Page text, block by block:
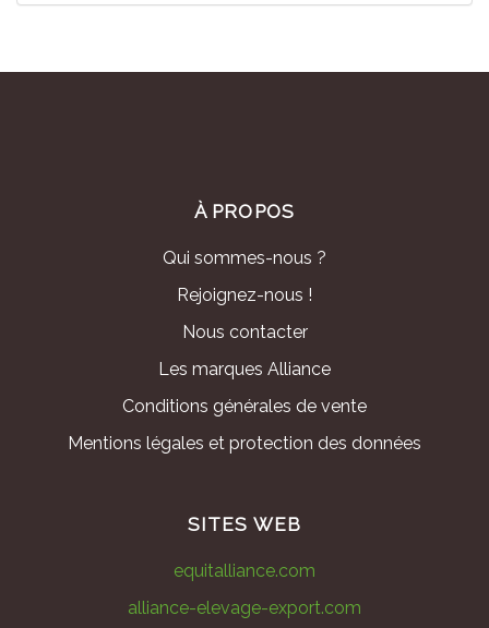
À PROPOS
Qui sommes-nous ?
Rejoignez-nous !
Nous contacter
Les marques Alliance
Conditions générales de vente
Mentions légales et protection des données
SITES WEB
equitalliance.com
alliance-elevage-export.com